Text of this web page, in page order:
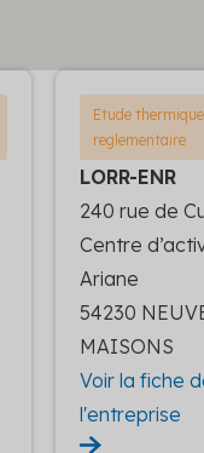
Etude thermique
reglementaire
LORR-ENR
240 rue de
Centre
Ariane
54230
MAISONS
Voir la fiche
l'entreprise